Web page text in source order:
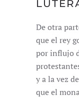
De otra
que el rey
por influjo
y a la vez
que el